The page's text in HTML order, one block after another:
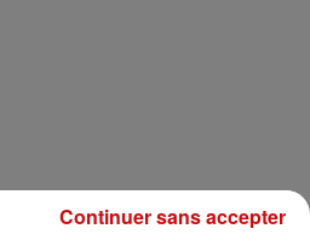
Continuer sans accepter